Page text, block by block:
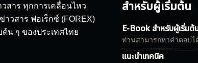
สาร ทุกการเคลื่อนไหว
าวสาร ฟอเร็กซ์ (FOREX)
น ๆ ของประเทศไทย
สำหรับผู้เริ่มต้น
E-Book สำหรับผู้เริ่มต้
ท่านสามารถหาคำตอบไ
แนะนำเทคนิค